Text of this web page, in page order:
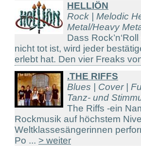
HELLIÖN
Rock | Melodic
Metal/Heavy
Dass
nicht tot ist, wird jeder
erlebt hat. Den vier Freaks
.THE RIFFS
Blues | Cover |
Tanz- und
The Riffs -ein
Rockmusik auf höchstem
Weltklassesängerinnen
Po ... > weiter